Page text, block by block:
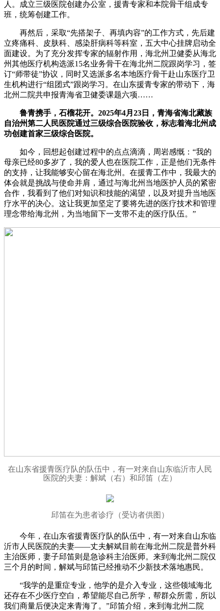
人。成立三级医院创建办公室，援青专家和本院骨干组成专
班，统筹创建工作。
再然后，采取“先搭架子、再填内容”的工作方式，先后建
立疼痛科、皮肤科、感染肝病科等科室，五大中心挂牌启动全
面建设。为了充分发挥专家的辐射作用，海北州卫健委从海北
州其他医疗机构选派15名业务骨干在海北州二院跟岗学习，签
订“师带徒”协议，同时又选派多名本地医疗骨干赴山东医疗卫
生机构进行“组团式”跟岗学习。在山东援青专家的带动下，海
北州二院共申报青海省卫健委课题六项……
鲁青携手，石榴花开。2025年4月23日，青海省海北藏族
自治州第二人民医院通过三级综合医院验收，标志着海北州成
功创建首家三级综合医院。
如今，回想起创建过程中的点点滴滴，周岩感慨：“我的
母亲已经80多岁了，我的爱人也在医院工作，正是他们无条件
的支持，让我能够安心留在海北州。在援青工作中，我最大的
体会就是挑战与使命并肩，通过与海北州当地医护人员的紧密
合作，我看到了他们对知识和技能的渴望，以及对提升当地医
疗水平的决心。这让我更加坚定了要将先进的医疗技术和管理
理念带给海北州，为当地留下一支带不走的医疗队伍。”
在山东省援青医疗队的队伍中，有一对来自山东临沂市人民
医院的夫妻：解斌（右）和邱笛（左）
邱笛在为患者诊疗（受访者供图）
今年，在山东省援青医疗队的队伍中，有一对来自山东临
沂市人民医院的夫妻——丈夫解斌目前在海北州二院是普外科
主治医师，妻子邱笛则是急诊科主治医师。来到海北州二院仅
三个月的时间，解斌与邱笛已经推动不少新技术落地惠民。
“我学的是重症专业，他学的是介入专业，这些领域海北
还存在不少医疗空白，希望能尽自己所学，帮群众所需，所以
我们商量后便决定来青海了。”邱笛介绍，来到海北州二院